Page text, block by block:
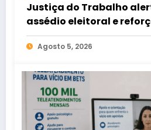
Justiça do Trabalho
assédio eleitoral e
voto livre nas relações
Agosto 5, 2026